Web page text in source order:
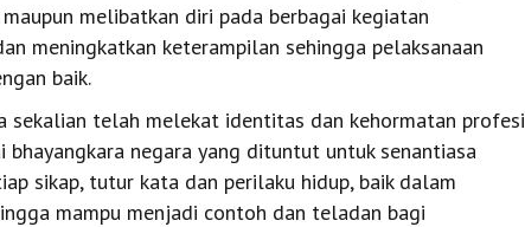
melibatkan diri pada berbagai kegiatan
meningkatkan keterampilan sehingga pelaksanaan
baik.
sekalian telah melekat identitas dan kehormatan profesi
negara yang dituntut untuk senantiasa
sikap, tutur kata dan perilaku hidup, baik dalam
mampu menjadi contoh dan teladan bagi